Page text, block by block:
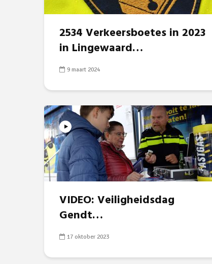
2534 Verkeersboetes in 2023
in Lingewaard…
9 maart 2024
VIDEO: Veiligheidsdag
Gendt…
17 oktober 2023